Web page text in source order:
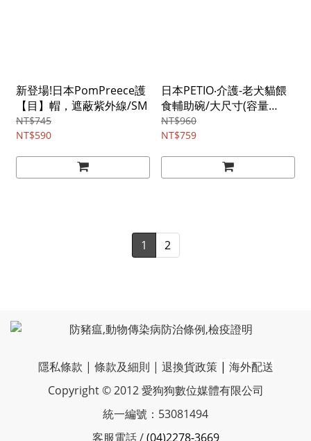
新登場!日本PomPreece護
【目】帽，遮蔽紫外線/SM
NT$745
NT$590
日本PETIO‧介護-老犬貓餵
食輔助碗/大尺寸(容量
500c.c.)
NT$960
NT$759
1 2
隱私條款 | 條款及細則 | 退換貨政策 | 海外配送
Copyright © 2012 愛狗狗數位媒體有限公司
統一編號：53081494
客服電話 /(04)2278-3669